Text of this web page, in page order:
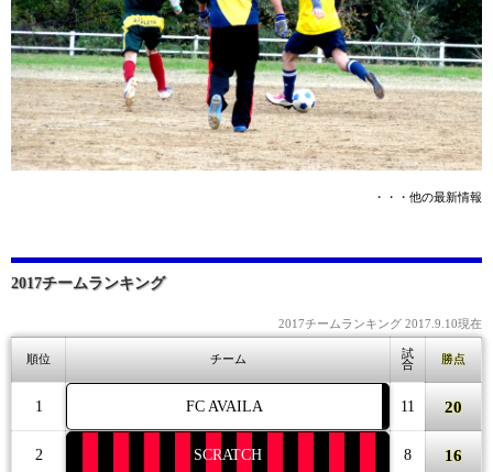
・・・他の最新情報
2017チームランキング
2017チームランキング 2017.9.10現在
順位 チーム
試
合
勝点
1 FC AVAILA 11 20
2 SCRATCH 8 16